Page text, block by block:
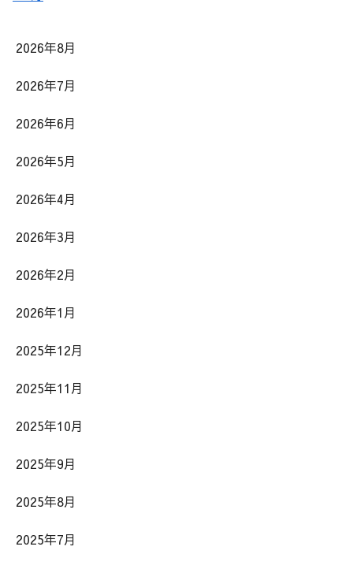
2026年8月
2026年7月
2026年6月
2026年5月
2026年4月
2026年3月
2026年2月
2026年1月
2025年12月
2025年11月
2025年10月
2025年9月
2025年8月
2025年7月